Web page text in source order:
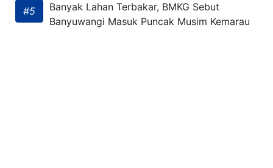
#5
Banyak Lahan Terbakar, BMKG Sebut
Banyuwangi Masuk Puncak Musim Kemarau